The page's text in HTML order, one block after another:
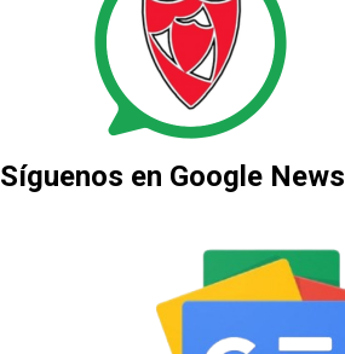
Síguenos en Google News